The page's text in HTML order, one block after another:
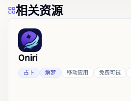
相关资源
Oniri
占卜 解梦 移动应用 免费可试